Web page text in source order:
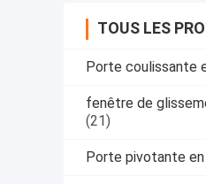
TOUS LES
Porte coulissante
fenêtre de
(21)
Porte pivotante en